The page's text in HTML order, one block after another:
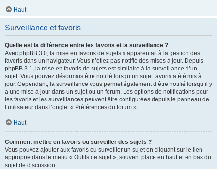
Haut
Surveillance et favoris
Quelle est la différence entre les favoris et la surveillance ?
Avec phpBB 3.0, la mise en favoris de sujets s’apparentait à la gestion des
favoris dans un navigateur. Vous n’étiez pas notifié des mises à jour. Depuis
phpBB 3.1, la mise en favoris de sujets est similaire à la surveillance d’un
sujet. Vous pouvez désormais être notifié lorsqu’un sujet favoris a été mis à
jour. Cependant, la surveillance vous permet également d’être notifié lorsqu’il y
a une mise à jour dans un sujet ou un forum. Les options de notifications pour
les favoris et les surveillances peuvent être configurées depuis le panneau de
l’utilisateur dans l’onglet « Préférences du forum ».
Haut
Comment mettre en favoris ou surveiller des sujets ?
Vous pouvez ajouter aux favoris ou surveiller un sujet en cliquant sur le lien
approprié dans le menu « Outils de sujet », souvent placé en haut et en bas du
sujet de discussion.